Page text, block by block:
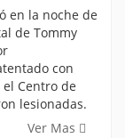
en la noche de
de Tommy
con
Centro de
lesionadas.
Ver Mas